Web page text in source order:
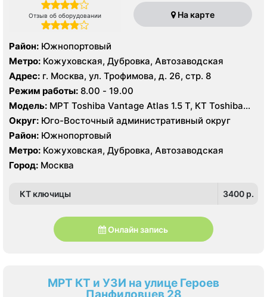
Отзыв об оборудовании На карте
Район: Южнопортовый
Метро: Кожуховская, Дубровка, Автозаводская
Адрес: г. Москва, ул. Трофимова, д. 26, стр. 8
Режим работы: 8.00 - 19.00
Модель: МРТ Toshiba Vantage Atlas 1.5 Т, КТ Toshiba
AQUILION RXL 16 срезов, УЗИ GE Voluson E8, GE Vivid 9
Округ: Юго-Восточный административный округ
Район: Южнопортовый
Метро: Кожуховская, Дубровка, Автозаводская
Город: Москва
КТ ключицы 3400 p.
Онлайн запись
МРТ КТ и УЗИ на улице Героев